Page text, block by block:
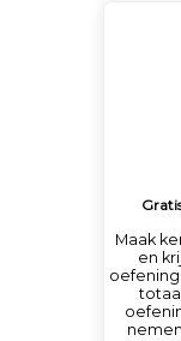
Maak
en